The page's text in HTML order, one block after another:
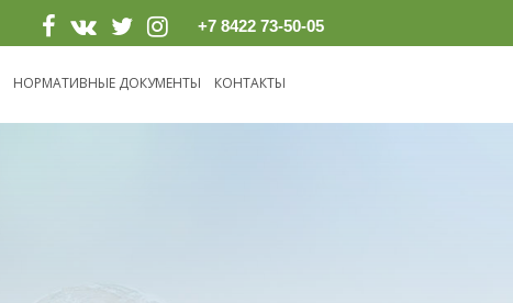
+7 8422 73-50-05
НОРМАТИВНЫЕ ДОКУМЕНТЫ КОНТАКТЫ